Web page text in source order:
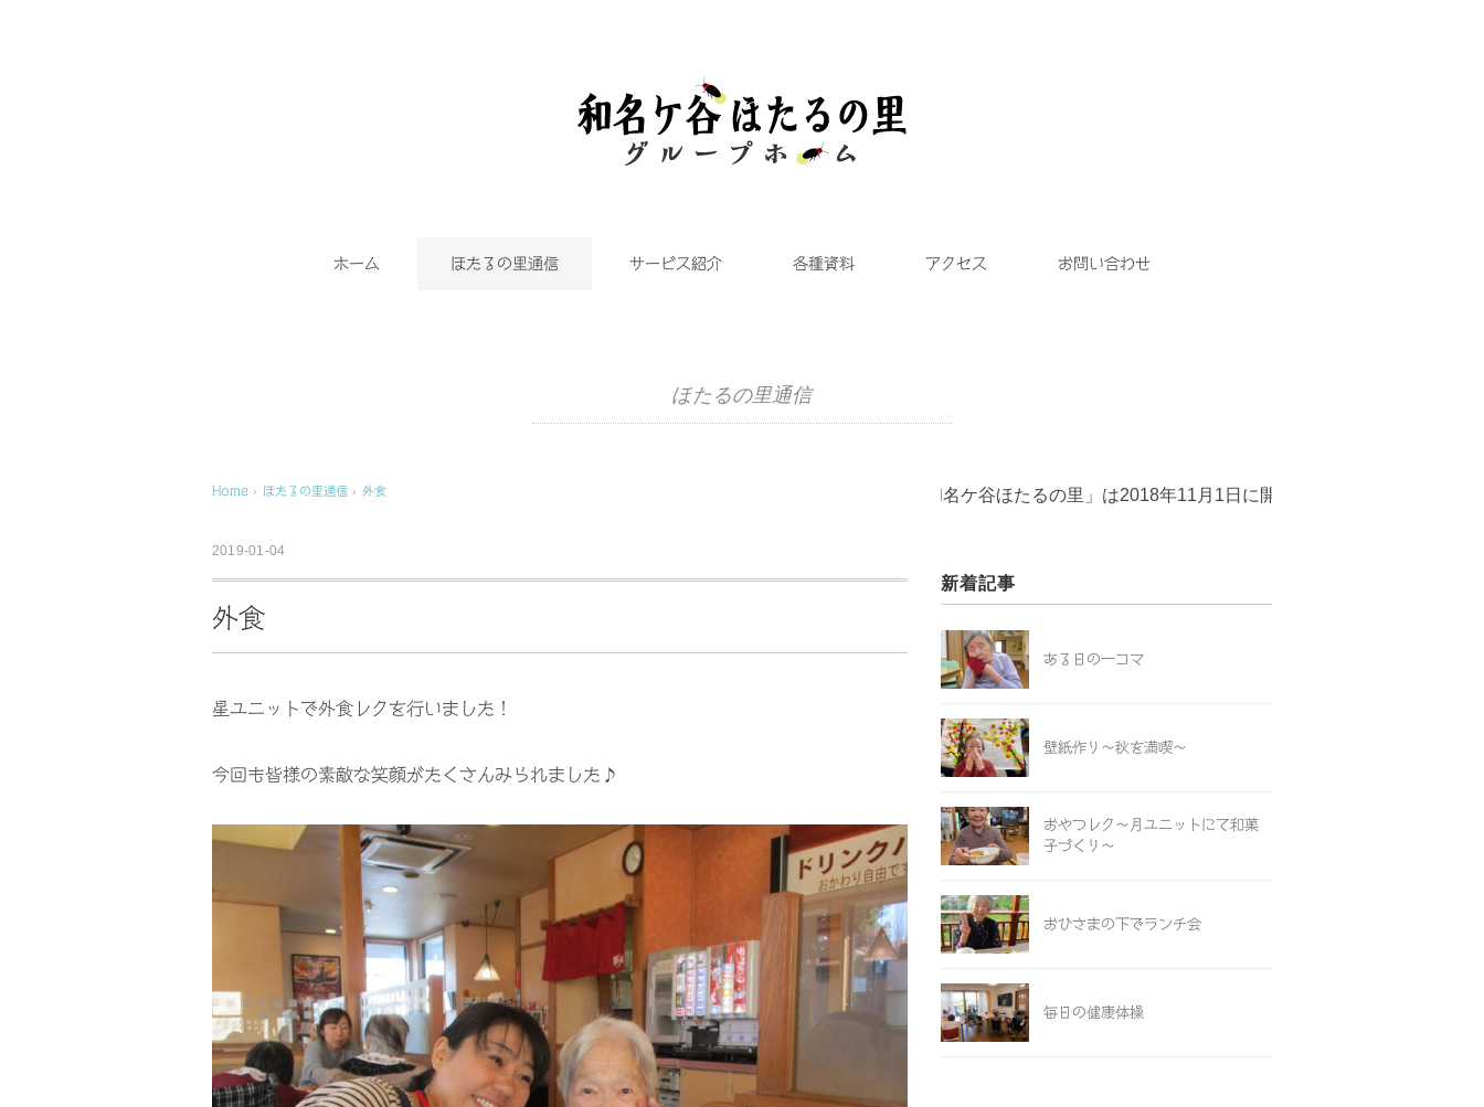
ホーム ほたるの里通信 サービス紹介 各種資料 アクセス お問い合わせ
ほたるの里通信
Home › ほたるの里通信 › 外食
2019-01-04
外食
星ユニットで外食レクを行いました！
今回も皆様の素敵な笑顔がたくさんみられました♪
グループホーム「和名ケ谷ほたるの里」は2018年11月1日に開設いたしました！現在、ご入居者の募
新着記事
ある日の一コマ
壁紙作り～秋を満喫～
おやつレク～月ユニットにて和菓
子づくり～
おひさまの下でランチ会
毎日の健康体操